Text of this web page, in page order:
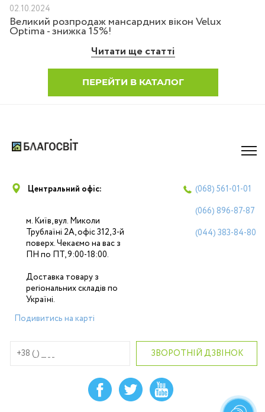
02.10.2024
Великий розпродаж мансардних вікон Velux
Optima - знижка 15%!
Читати ще статті
ПЕРЕЙТИ В КАТАЛОГ
Центральний офіс:
м. Київ, вул. Миколи
Трублаїні 2А, офіс 312, 3-й
поверх. Чекаємо на вас з
ПН по ПТ, 9:00-18:00.
Доставка товару з
регіональних складів по
Україні.
Подивитись на карті
(068) 561-01-01
(066) 896-87-87
(044) 383-84-80